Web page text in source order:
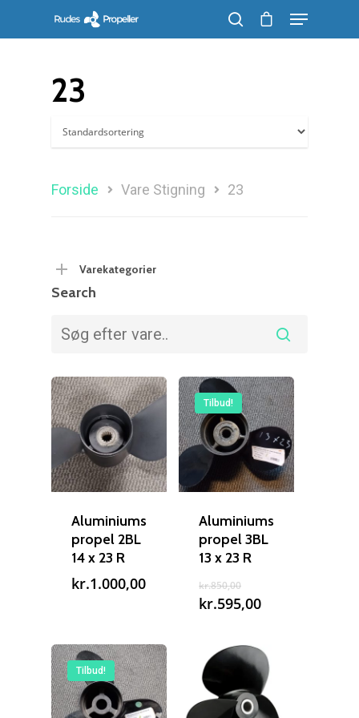
Søg efter et produkt, og tryk på enter
23
Forside Vare Stigning 23
Varekategorier
Search
Aluminiums
propel 2BL
14 x 23 R
kr.1.000,00
Tilbud!
Aluminiums
propel 3BL
13 x 23 R
kr.850,00Den
oprindelige
kr.850,00.
kr.595,00Den
er:
kr.595,00.
Tilbud!